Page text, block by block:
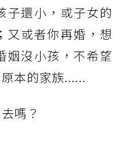
子還小，或子女的
又或者你再婚，想
姻沒小孩，不希望
本的家族......
嗎？